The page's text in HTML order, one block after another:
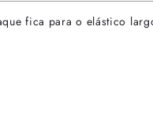
fica para o elástico